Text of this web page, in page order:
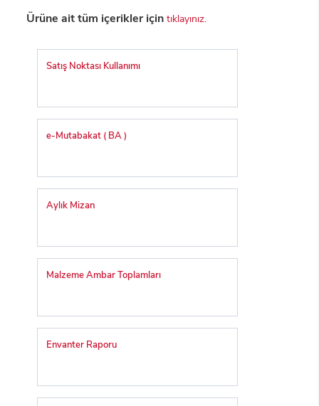
Ürüne ait tüm içerikler içintıklayınız.
Satış Noktası Kullanımı
e-Mutabakat ( BA )
Aylık Mizan
Malzeme Ambar Toplamları
Envanter Raporu